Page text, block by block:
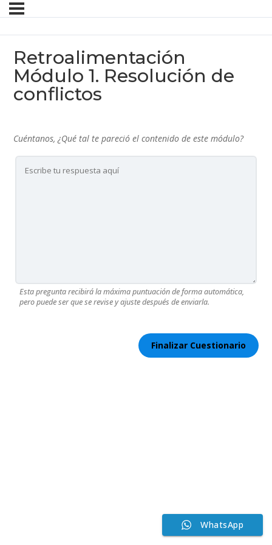
Retroalimentación
Módulo 1. Resolución de
conflictos
Cuéntanos, ¿Qué tal te pareció el contenido de este módulo?
Esta pregunta recibirá la máxima puntuación de forma automática,
pero puede ser que se revise y ajuste después de enviarla.
WhatsApp